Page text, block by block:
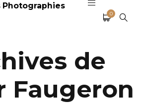
Photographies
0
de
Faugeron